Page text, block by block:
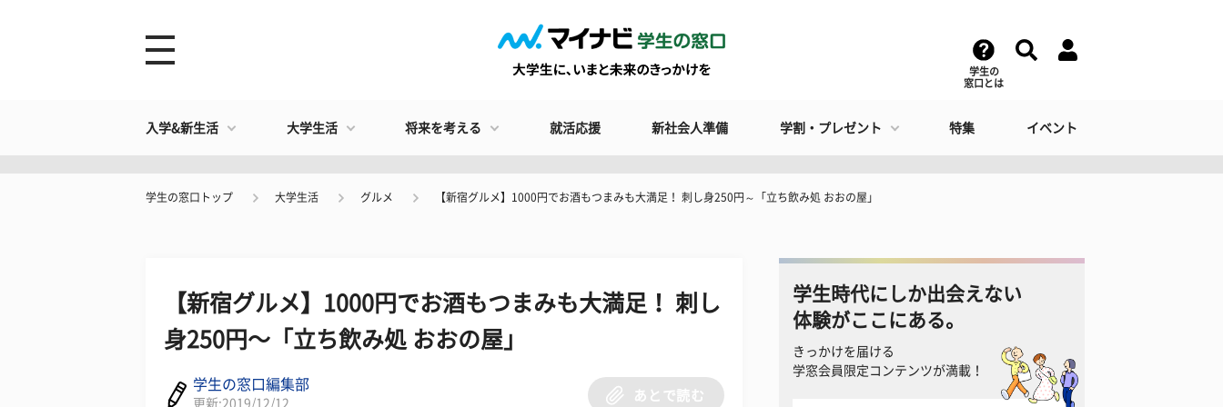
学生の
窓口とは
入学&新生活 大学生活 将来を考える 就活応援 新社会人準備 学割・プレゼント 特集 イベント
学生の窓口トップ 大学生活 グルメ 【新宿グルメ】1000円でお酒もつまみも大満足！ 刺し身250円～「立ち飲み処 おおの屋」
【新宿グルメ】1000円でお酒もつまみも大満足！ 刺し
身250円～「立ち飲み処 おおの屋」
学生の窓口編集部
更新:2019/12/12
あとで読む
学生時代にしか出会えない
体験がここにある。
きっかけを届ける
学窓会員限定コンテンツが満載！